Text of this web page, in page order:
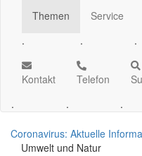
Themen
.
Service
.
.
Kontakt
.
Telefon
.
.
Coronavirus: Aktuelle
Umwelt und Natur